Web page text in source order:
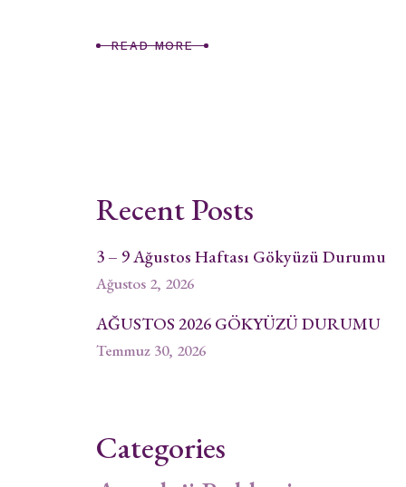
READ MORE
Recent Posts
3 – 9 Ağustos Haftası Gökyüzü Durumu
Ağustos 2, 2026
AĞUSTOS 2026 GÖKYÜZÜ DURUMU
Temmuz 30, 2026
Categories